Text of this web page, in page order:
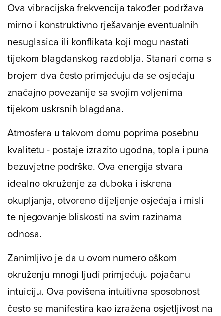
Ova vibracijska frekvencija također podržava
mirno i konstruktivno rješavanje eventualnih
nesuglasica ili konflikata koji mogu nastati
tijekom blagdanskog razdoblja. Stanari doma s
brojem dva često primjećuju da se osjećaju
značajno povezanije sa svojim voljenima
tijekom uskrsnih blagdana.
Atmosfera u takvom domu poprima posebnu
kvalitetu - postaje izrazito ugodna, topla i puna
bezuvjetne podrške. Ova energija stvara
idealno okruženje za duboka i iskrena
okupljanja, otvoreno dijeljenje osjećaja i misli
te njegovanje bliskosti na svim razinama
odnosa.
Zanimljivo je da u ovom numerološkom
okruženju mnogi ljudi primjećuju pojačanu
intuiciju. Ova povišena intuitivna sposobnost
često se manifestira kao izražena osjetljivost na